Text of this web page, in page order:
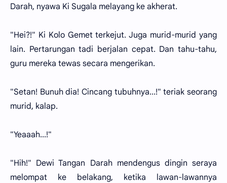
Darah, nyawa Ki Sugala melayang ke akherat.
"Hei?!" Ki Kolo Gemet terkejut. Juga murid-murid yang
lain. Pertarungan tadi berjalan cepat. Dan tahu-tahu,
guru mereka tewas secara mengerikan.
"Setan! Bunuh dia! Cincang tubuhnya...!" teriak seorang
murid, kalap.
"Yeaaah...!"
"Hih!" Dewi Tangan Darah mendengus dingin seraya
melompat ke belakang, ketika lawan-lawannya